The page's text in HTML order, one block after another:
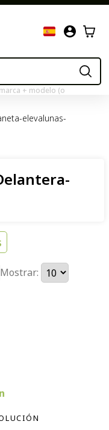
+ modelo (o
elevalunas-
Mostrar: